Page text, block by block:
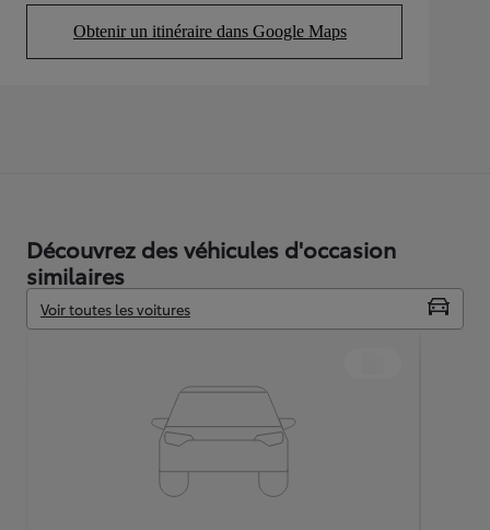
Obtenir un itinéraire dans Google Maps
(Opens in new tab)
Découvrez des véhicules d'occasion
similaires
Voir toutes les voitures